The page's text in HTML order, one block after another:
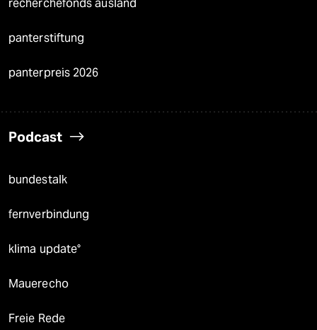
recherchefonds ausland
panterstiftung
panterpreis 2026
Podcast
bundestalk
fernverbindung
klima update°
Mauerecho
Freie Rede